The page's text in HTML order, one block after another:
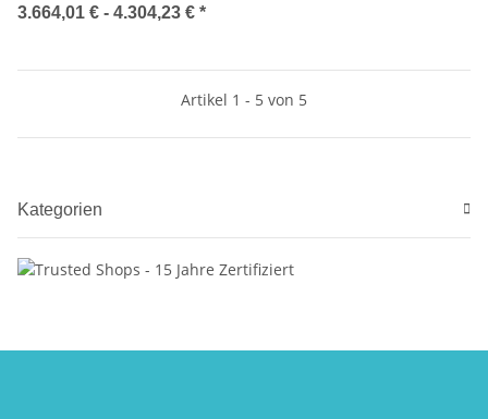
3.664,01 € - 4.304,23 € *
Artikel 1 - 5 von 5
Kategorien